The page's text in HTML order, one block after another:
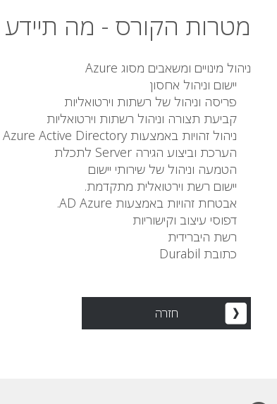
מטרות הקורס - מה תיידע
ניהול מינויים ומשאבים מסוג Azure
יישום וניהול אחסון
פריסה וניהול של רשתות וירטואליות
קביעת תצורה וניהול רשתות וירטואליות
ניהול זהויות באמצעות Azure Active Directory
הערכת וביצוע הגירה Server לתכלת
הטמעה וניהול של שירותי יישום
יישום רשת וירטואלית מתקדמת.
אבטחת זהויות באמצעות AD Azure.
דפוסי עיצוב וקישוריות
רשת היברידית
כתובת Durabil
חזרה